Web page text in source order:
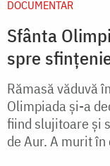
DOCUMENTAR
Sfânta
spre
Rămasă văduvă
Olimpiada și-a
fiind slujitoare și
de Aur. A murit